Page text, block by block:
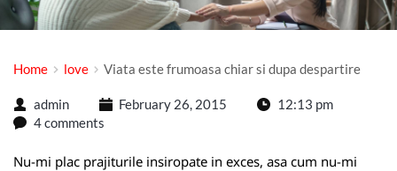
Home love Viata este frumoasa chiar si dupa despartire
admin February 26, 2015
12:13 pm
4 comments
Nu-mi plac prajiturile insiropate in exces, asa cum nu-mi